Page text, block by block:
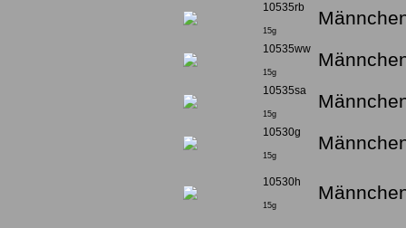
10535rb
15g
10535ww
15g
10535sa
15g
10530g
15g
10530h
15g